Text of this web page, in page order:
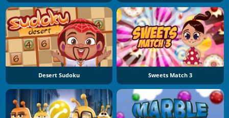
Desert Sudoku Sweets Match 3